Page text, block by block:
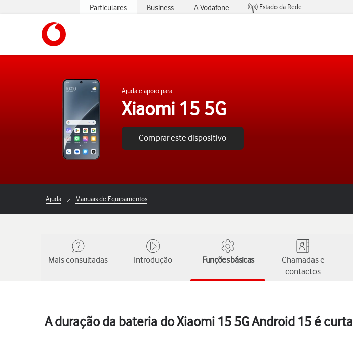
Particulares Business A Vodafone
Estado da Rede
Ajuda e apoio para
Xiaomi 15 5G
Comprar este dispositivo
Ajuda Manuais de Equipamentos
Mais consultadas Introdução Funções básicas
Chamadas e
contactos
A duração da bateria do Xiaomi 15 5G Android 15 é curta